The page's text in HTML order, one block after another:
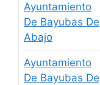
Ayuntamiento
De Bayubas De
Abajo
Ayuntamiento
De Bayubas De